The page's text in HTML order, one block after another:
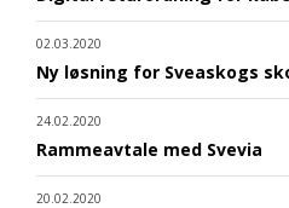
02.03.2020
Ny løsning for Sveaskogs
24.02.2020
Rammeavtale med Svevia
20.02.2020